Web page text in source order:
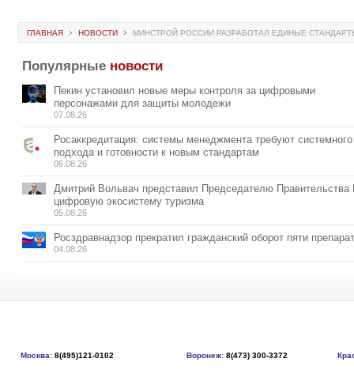
ГЛАВНАЯ НОВОСТИ МИНСТРОЙ РОССИИ РАЗРАБОТАЛ ЕДИНЫЕ
Популярные новости
Пекин установил новые меры контроля за цифровыми
персонажами для защиты молодежи
07.08.26
Росаккредитация: системы менеджмента требуют системного
подхода и готовности к новым стандартам
06.08.26
Дмитрий Вольвач представил Председателю
цифровую экосистему туризма
05.08.26
Росздравнадзор прекратил гражданский оборот пяти
04.08.26
Москва: 8(495)121-0102 Воронеж: 8(473) 300-3372